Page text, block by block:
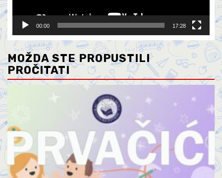
00:00 17:28
MOŽDA STE PROPUSTILI
PROČITATI